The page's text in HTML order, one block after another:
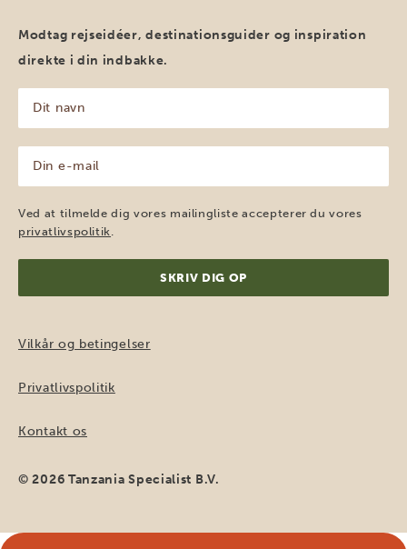
Modtag rejseidéer, destinationsguider og inspiration
direkte i din indbakke.
navn
(Påkrævet)
mail
(Påkrævet)
Ved at tilmelde dig vores mailingliste accepterer du vores
privatlivspolitik.
Vilkår og betingelser
Privatlivspolitik
Kontakt os
© 2026 Tanzania Specialist B.V.